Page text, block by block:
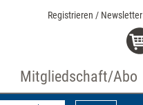
Registrieren / Newsletter
Mitgliedschaft/Abo